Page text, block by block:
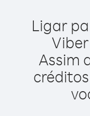
Ligar
Assim